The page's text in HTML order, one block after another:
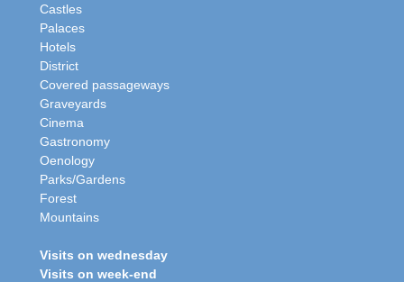
Castles
Palaces
Hotels
District
Covered passageways
Graveyards
Cinema
Gastronomy
Oenology
Parks/Gardens
Forest
Mountains
Visits on wednesday
Visits on week-end